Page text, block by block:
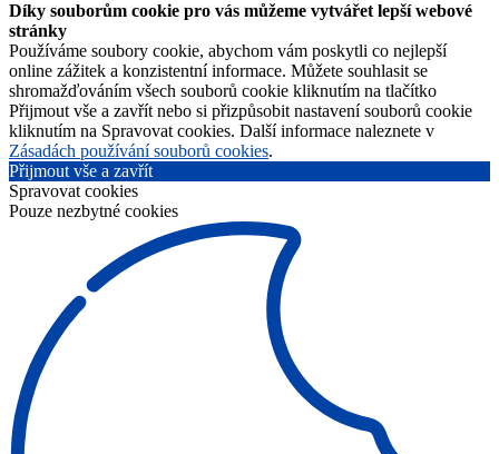
Díky souborům cookie pro vás můžeme vytvářet lepší webové
stránky
Používáme soubory cookie, abychom vám poskytli co nejlepší
online zážitek a konzistentní informace. Můžete souhlasit se
shromažďováním všech souborů cookie kliknutím na tlačítko
Přijmout vše a zavřít nebo si přizpůsobit nastavení souborů cookie
kliknutím na Spravovat cookies. Další informace naleznete v
Zásadách používání souborů cookies.
Přijmout vše a zavřít
Spravovat cookies
Pouze nezbytné cookies